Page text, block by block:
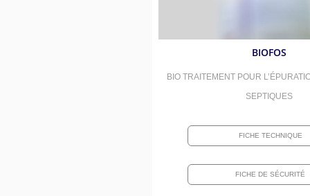
BIOFOS
BIO TRAITEMENT POUR
SEPTIQUES
FICHE TECHNIQUE
FICHE DE SÉCURITÉ